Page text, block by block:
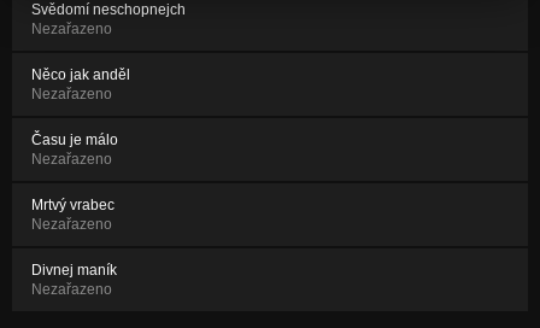
Svědomí neschopnejch
Nezařazeno
Něco jak anděl
Nezařazeno
Času je málo
Nezařazeno
Mrtvý vrabec
Nezařazeno
Divnej maník
Nezařazeno